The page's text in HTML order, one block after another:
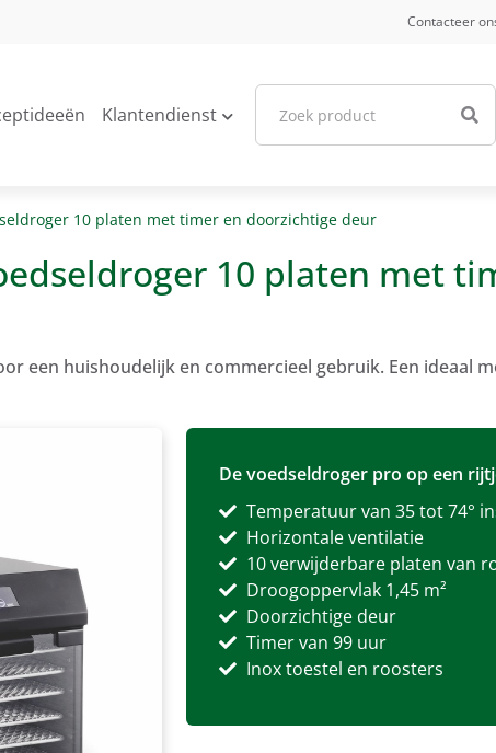
Contacteer
Klantendienst
10 platen met timer en doorzichtige deur
10 platen met
een huishoudelijk en commercieel gebruik. Een ideaal
De voedseldroger pro op een
Temperatuur van 35 tot 74°
Horizontale ventilatie
10 verwijderbare platen van
Droogoppervlak 1,45 m²
Doorzichtige deur
Timer van 99 uur
Inox toestel en roosters